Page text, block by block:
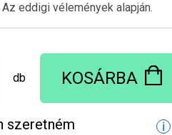
Az eddigi vélemények alapján.
db KOSÁRBA
szeretném ℹ